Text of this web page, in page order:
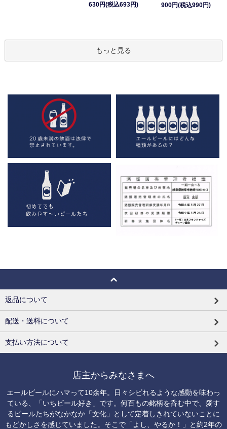
630円(税込693円)
900円(税込990円)
もっと見る
返品について
配送・送料について
支払い方法について
店主からみなさまへ
エールビールにハマって10余年。日々シビれるような感動を味わっ
ている、「いちビール好き」です。何百もの銘柄を呑む中で、愛す
るビールたちがなかなか「文化」として定着しきれていないことに
もどかしさを感じていました。そこで「よし、やるか！」と約2年の